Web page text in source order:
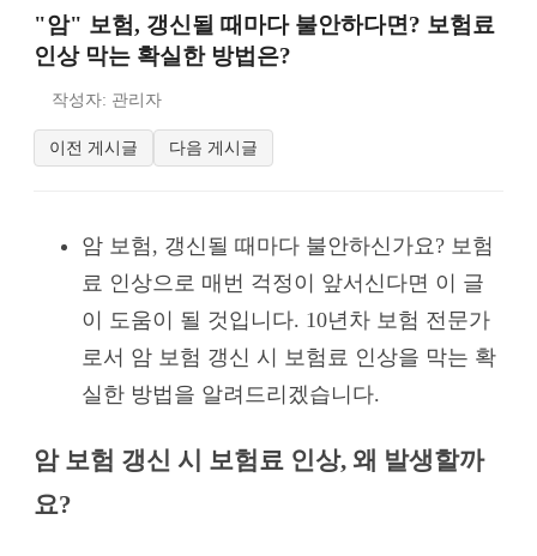
"암" 보험, 갱신될 때마다 불안하다면? 보험료
인상 막는 확실한 방법은?
작성자: 관리자
이전 게시글 다음 게시글
암 보험, 갱신될 때마다 불안하신가요? 보험
료 인상으로 매번 걱정이 앞서신다면 이 글
이 도움이 될 것입니다. 10년차 보험 전문가
로서 암 보험 갱신 시 보험료 인상을 막는 확
실한 방법을 알려드리겠습니다.
암 보험 갱신 시 보험료 인상, 왜 발생할까
요?